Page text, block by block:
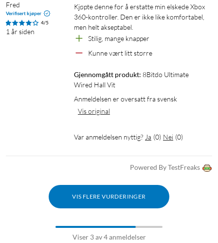
Fred
Verifisert kjøper
4/5
1 år siden
Kjøpte denne for å erstatte min elskede Xbox
360-kontroller. Den er ikke like komfortabel,
men helt akseptabel.
Stilig, mange knapper
Kunne vært litt større
Gjennomgått produkt: 8Bitdo Ultimate
Wired Hall Vit
Anmeldelsen er oversatt fra svensk
Vis original
Var anmeldelsen nyttig? Ja (0) Nei (0)
Powered By TestFreaks
VIS FLERE VURDERINGER
Viser 3 av 4 anmeldelser